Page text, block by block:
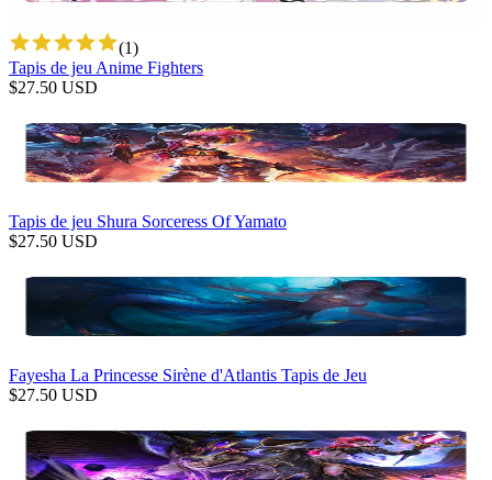
(1)
Tapis de jeu Anime Fighters
$27.50 USD
Tapis de jeu Shura Sorceress Of Yamato
$27.50 USD
Fayesha La Princesse Sirène d'Atlantis Tapis de Jeu
$27.50 USD